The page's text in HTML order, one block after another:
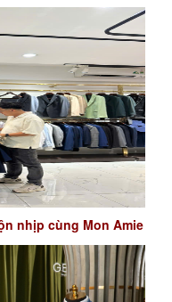
nhịp cùng Mon Amie